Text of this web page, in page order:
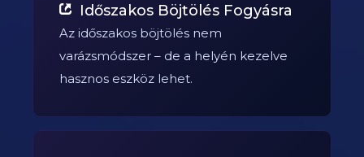
Időszakos Böjtölés Fogyásra
Az időszakos böjtölés nem
varázsmódszer – de a helyén kezelve
hasznos eszköz lehet.